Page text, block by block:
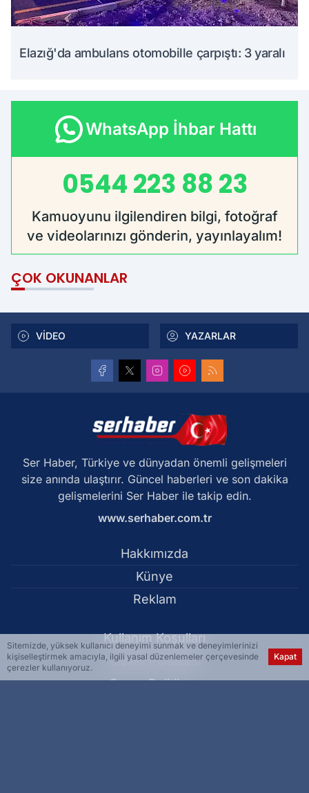
Elazığ'da ambulans otomobille çarpıştı: 3 yaralı
WhatsApp İhbar Hattı
0544 223 88 23
Kamuoyunu ilgilendiren bilgi, fotoğraf
ve videolarınızı gönderin, yayınlayalım!
ÇOK OKUNANLAR
VİDEO YAZARLAR
Ser Haber, Türkiye ve dünyadan önemli gelişmeleri
size anında ulaştırır. Güncel haberleri ve son dakika
gelişmelerini Ser Haber ile takip edin.
www.serhaber.com.tr
Hakkımızda
Künye
Reklam
Kullanım Koşulları
Gizlilik Politikası
Çerez Politikası
Sitemizde, yüksek kullanıcı deneyimi sunmak ve deneyimlerinizi
kişiselleştirmek amacıyla, ilgili yasal düzenlemeler çerçevesinde
çerezler kullanıyoruz.
Kapat